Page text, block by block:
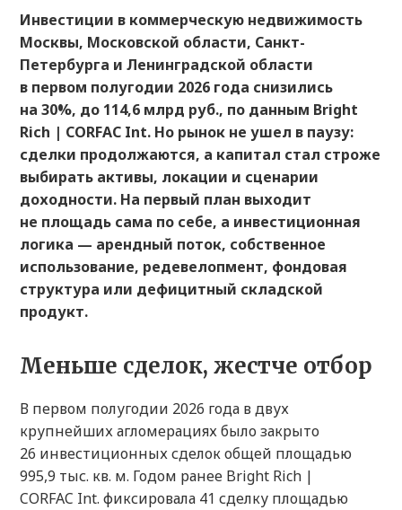
Инвестиции в коммерческую недвижимость
Москвы, Московской области, Санкт-
Петербурга и Ленинградской области
в первом полугодии 2026 года снизились
на 30%, до 114,6 млрд руб., по данным Bright
Rich | CORFAC Int. Но рынок не ушел в паузу:
сделки продолжаются, а капитал стал строже
выбирать активы, локации и сценарии
доходности. На первый план выходит
не площадь сама по себе, а инвестиционная
логика — арендный поток, собственное
использование, редевелопмент, фондовая
структура или дефицитный складской
продукт.
Меньше сделок, жестче отбор
В первом полугодии 2026 года в двух
крупнейших агломерациях было закрыто
26 инвестиционных сделок общей площадью
995,9 тыс. кв. м. Годом ранее Bright Rich |
CORFAC Int. фиксировала 41 сделку площадью